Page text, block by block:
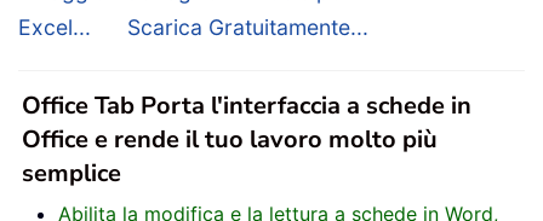
Excel...
Scarica Gratuitamente...
Office Tab Porta l'interfaccia a schede in
Office e rende il tuo lavoro molto più
semplice
Abilita la modifica e la lettura a schede in Word,